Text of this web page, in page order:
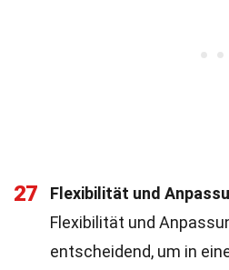
27 Flexibilität und
Flexibilität und
entscheidend, um in